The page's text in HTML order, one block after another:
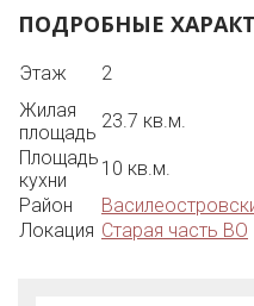
Без обременений, прямая
ПОДРОБНЫЕ
Этаж 2
Жилая
площадь
23.7 кв.м.
Площадь
кухни
10 кв.м.
Район
Локация Старая часть ВО